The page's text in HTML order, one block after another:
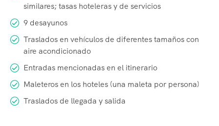
similares; tasas hoteleras y de servicios
9 desayunos
Traslados en vehículos de diferentes tamaños con
aire acondicionado
Entradas mencionadas en el itinerario
Maleteros en los hoteles (una maleta por persona)
Traslados de llegada y salida